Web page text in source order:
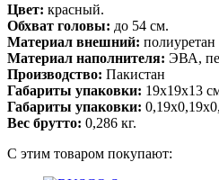
Цвет: красный.
Обхват головы: до 54 см.
Материал внешний:
Материал наполнителя: ЭВА,
Производство: Пакистан
Габариты упаковки: 19х19х13
Габариты упаковки:
Вес брутто: 0,286 кг.
С этим товаром покупают: